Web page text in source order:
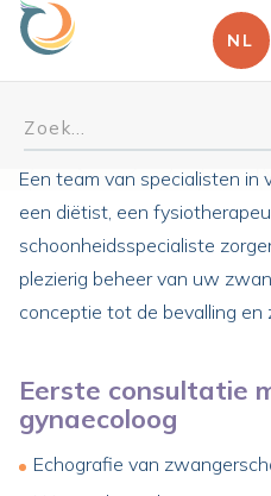
NL
Traject voor
Een team van specialisten in
een diëtist, een
schoonheidsspecialiste
plezierig beheer van uw
conceptie tot de bevalling en
Eerste consultatie
gynaecoloog
Echografie van